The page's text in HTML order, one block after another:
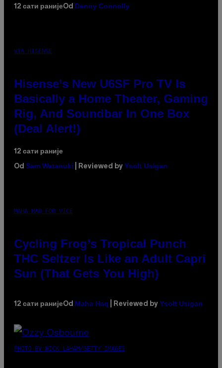
12 сати ранијеOd Denny Connolly
VIA HISENSE
Hisense’s New U6SF Pro TV Is
Basically a Home Theater, Gaming
Rig, And Soundbar In One Box
(Deal Alert!)
12 сати раније
Od Sam Watanuki | Reviewed by Ysolt Usigan
MAHA HAQ FOR VICE
Cycling Frog’s Tropical Punch
THC Seltzer Is Like an Adult Capri
Sun (That Gets You High)
12 сати ранијеOd Maha Haq | Reviewed by Ysolt Usigan
PHOTO BY NICK LAHAM/GETTY IMAGES